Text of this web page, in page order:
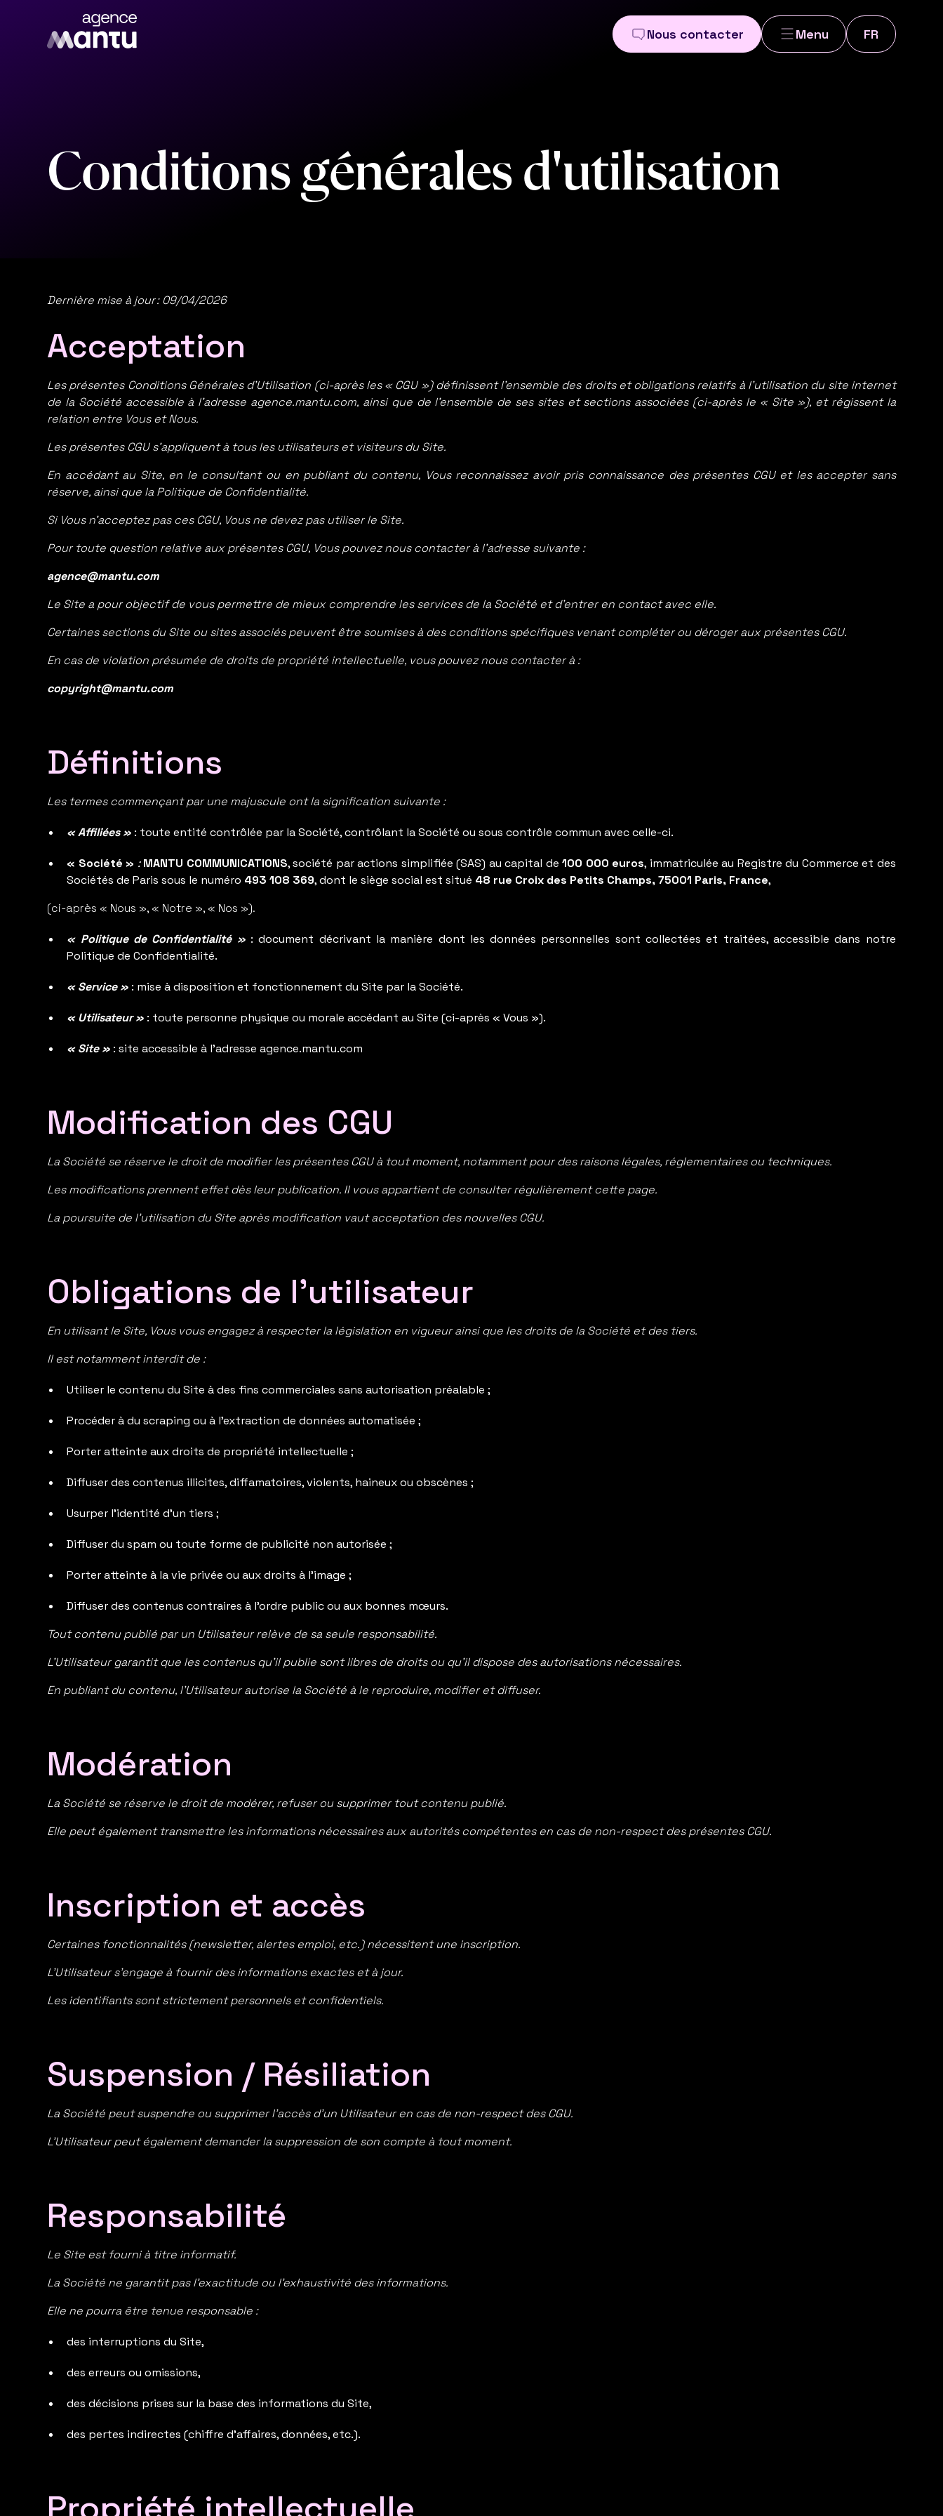
Nous contacter Menu FR
Conditions générales d'utilisation
Dernière mise à jour : 09/04/2026
Acceptation
Les présentes Conditions Générales d’Utilisation (ci-après les « CGU ») définissent l’ensemble des droits et obligations relatifs à l’utilisation du site internet
de la Société accessible à l’adresse agence.mantu.com, ainsi que de l’ensemble de ses sites et sections associées (ci-après le « Site »), et régissent la
relation entre Vous et Nous.
Les présentes CGU s’appliquent à tous les utilisateurs et visiteurs du Site.
En accédant au Site, en le consultant ou en publiant du contenu, Vous reconnaissez avoir pris connaissance des présentes CGU et les accepter sans
réserve, ainsi que la Politique de Confidentialité.
Si Vous n’acceptez pas ces CGU, Vous ne devez pas utiliser le Site.
Pour toute question relative aux présentes CGU, Vous pouvez nous contacter à l’adresse suivante :
agence@mantu.com
Le Site a pour objectif de vous permettre de mieux comprendre les services de la Société et d’entrer en contact avec elle.
Certaines sections du Site ou sites associés peuvent être soumises à des conditions spécifiques venant compléter ou déroger aux présentes CGU.
En cas de violation présumée de droits de propriété intellectuelle, vous pouvez nous contacter à :
copyright@mantu.com
Définitions
Les termes commençant par une majuscule ont la signification suivante :
« Affiliées » : toute entité contrôlée par la Société, contrôlant la Société ou sous contrôle commun avec celle-ci.
« Société » :MANTU COMMUNICATIONS, société par actions simplifiée (SAS) au capital de100 000 euros, immatriculée au Registre du Commerce et des
Sociétés de Paris sous le numéro 493 108 369, dont le siège social est situé 48 rue Croix des Petits Champs, 75001 Paris, France,
(ci-après « Nous », « Notre », « Nos »).
« Politique de Confidentialité »: document décrivant la manière dont les données personnelles sont collectées et traitées, accessible dans notre
Politique de Confidentialité.
« Service » : mise à disposition et fonctionnement du Site par la Société.
« Utilisateur » : toute personne physique ou morale accédant au Site (ci-après « Vous »).
« Site » : site accessible à l’adresse agence.mantu.com
Modification des CGU
La Société se réserve le droit de modifier les présentes CGU à tout moment, notamment pour des raisons légales, réglementaires ou techniques.
Les modifications prennent effet dès leur publication. Il vous appartient de consulter régulièrement cette page.
La poursuite de l’utilisation du Site après modification vaut acceptation des nouvelles CGU.
Obligations de l’utilisateur
En utilisant le Site, Vous vous engagez à respecter la législation en vigueur ainsi que les droits de la Société et des tiers.
Il est notamment interdit de :
Utiliser le contenu du Site à des fins commerciales sans autorisation préalable ;
Procéder à du scraping ou à l’extraction de données automatisée ;
Porter atteinte aux droits de propriété intellectuelle ;
Diffuser des contenus illicites, diffamatoires, violents, haineux ou obscènes ;
Usurper l’identité d’un tiers ;
Diffuser du spam ou toute forme de publicité non autorisée ;
Porter atteinte à la vie privée ou aux droits à l’image ;
Diffuser des contenus contraires à l’ordre public ou aux bonnes mœurs.
Tout contenu publié par un Utilisateur relève de sa seule responsabilité.
L’Utilisateur garantit que les contenus qu’il publie sont libres de droits ou qu’il dispose des autorisations nécessaires.
En publiant du contenu, l’Utilisateur autorise la Société à le reproduire, modifier et diffuser.
Modération
La Société se réserve le droit de modérer, refuser ou supprimer tout contenu publié.
Elle peut également transmettre les informations nécessaires aux autorités compétentes en cas de non-respect des présentes CGU.
Inscription et accès
Certaines fonctionnalités (newsletter, alertes emploi, etc.) nécessitent une inscription.
L’Utilisateur s’engage à fournir des informations exactes et à jour.
Les identifiants sont strictement personnels et confidentiels.
Suspension / Résiliation
La Société peut suspendre ou supprimer l’accès d’un Utilisateur en cas de non-respect des CGU.
L’Utilisateur peut également demander la suppression de son compte à tout moment.
Responsabilité
Le Site est fourni à titre informatif.
La Société ne garantit pas l’exactitude ou l’exhaustivité des informations.
Elle ne pourra être tenue responsable :
des interruptions du Site,
des erreurs ou omissions,
des décisions prises sur la base des informations du Site,
des pertes indirectes (chiffre d’affaires, données, etc.).